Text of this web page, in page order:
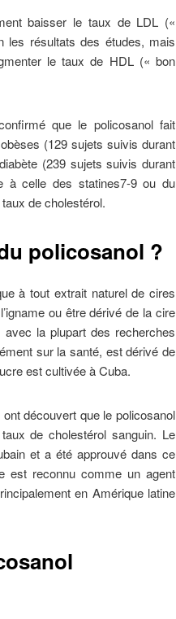
baisser le taux de LDL («
les résultats des études, mais
le taux de HDL (« bon
que le policosanol fait
(129 sujets suivis durant
(239 sujets suivis durant
à celle des statines7-9 ou du
de cholestérol.
policosanol ?
à tout extrait naturel de cires
ou être dérivé de la cire
avec la plupart des recherches
sur la santé, est dérivé de
est cultivée à Cuba.
découvert que le policosanol
de cholestérol sanguin. Le
et a été approuvé dans ce
est reconnu comme un agent
en Amérique latine